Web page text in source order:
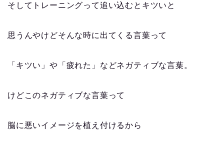
そしてトレーニングって追い込むとキツいと
思うんやけどそんな時に出てくる言葉って
「キツい」や「疲れた」などネガティブな言葉。
けどこのネガティブな言葉って
脳に悪いイメージを植え付けるから